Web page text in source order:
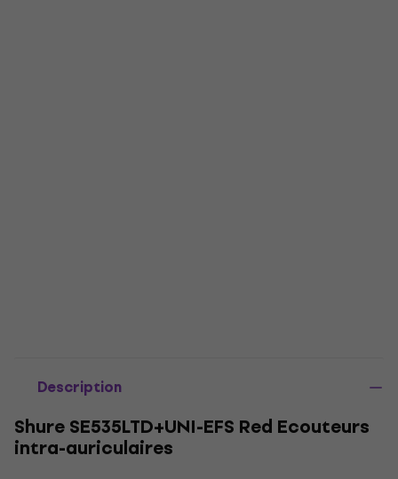
Description
Shure SE535LTD+UNI-EFS Red Ecouteurs
intra-auriculaires